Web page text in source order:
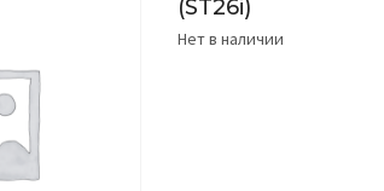
(ST26i)
Нет в наличии